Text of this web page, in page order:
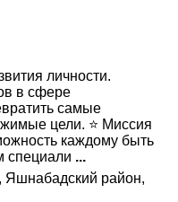
личности.
в сфере
самые
цели. ⭐️ Миссия
каждому быть
специали ...
Яшнабадский район,